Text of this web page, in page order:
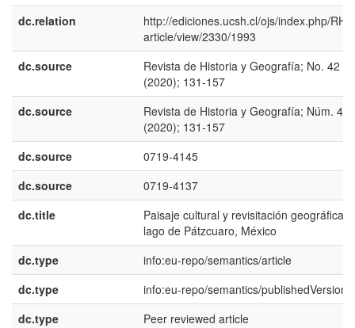
dc.relation
http://ediciones.ucsh.cl/ojs/index.php/
article/view/2330/1993
dc.source
Revista de Historia y Geografí­a; No. 42
(2020); 131-157
dc.source
Revista de Historia y Geografí­a; Núm. 42
(2020); 131-157
dc.source
0719-4145
dc.source
0719-4137
dc.title
Paisaje cultural y revisitación geográfica.
lago de Pátzcuaro, México
dc.type
info:eu-repo/semantics/article
dc.type
info:eu-repo/semantics/publishedVersion
dc.type
Peer reviewed article